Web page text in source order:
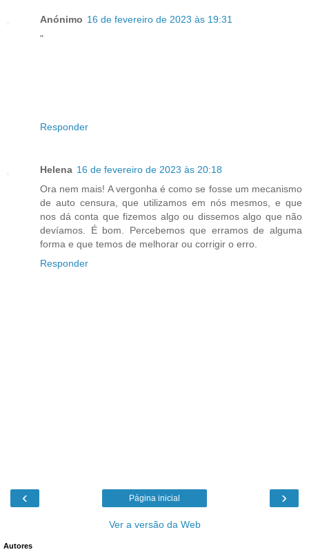
Anónimo 16 de fevereiro de 2023 às 19:31
"
Responder
Helena 16 de fevereiro de 2023 às 20:18
Ora nem mais! A vergonha é como se fosse um mecanismo
de auto censura, que utilizamos em nós mesmos, e que
nos dá conta que fizemos algo ou dissemos algo que não
devíamos. É bom. Percebemos que erramos de alguma
forma e que temos de melhorar ou corrigir o erro.
Responder
‹ ›
Página inicial
Ver a versão da Web
Autores